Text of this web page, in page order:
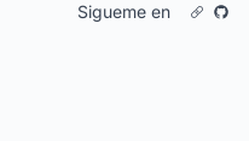
Sigueme en